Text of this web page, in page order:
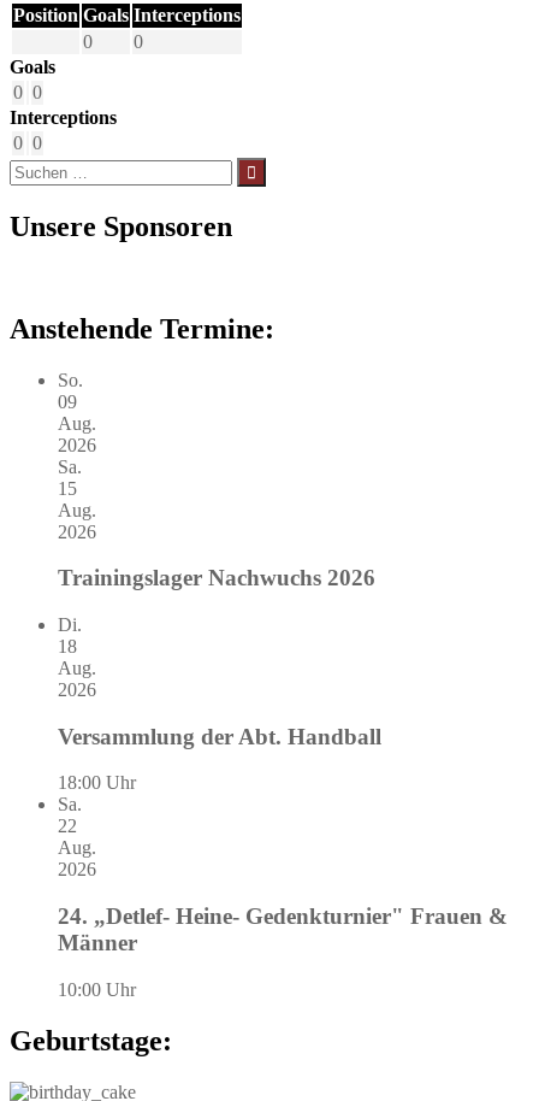
Position Goals Interceptions
0
0
Goals
0 0
Interceptions
0 0
Suchen
nach:
Unsere Sponsoren
Anstehende Termine:
So.
09
Aug.
2026
Sa.
15
Aug.
2026
Trainingslager Nachwuchs 2026
Di.
18
Aug.
2026
Versammlung der Abt. Handball
18:00 Uhr
Sa.
22
Aug.
2026
24. „Detlef- Heine- Gedenkturnier" Frauen &
Männer
10:00 Uhr
Geburtstage: